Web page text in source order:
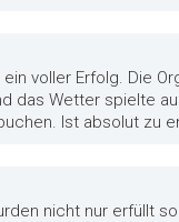
voller Erfolg. Die
das Wetter spielte
Ist absolut zu
nicht nur erfüllt